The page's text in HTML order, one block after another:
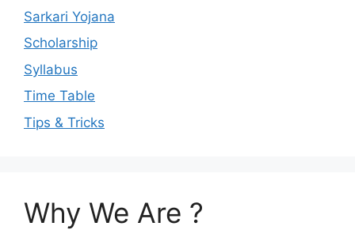
Sarkari Yojana
Scholarship
Syllabus
Time Table
Tips & Tricks
Why We Are ?